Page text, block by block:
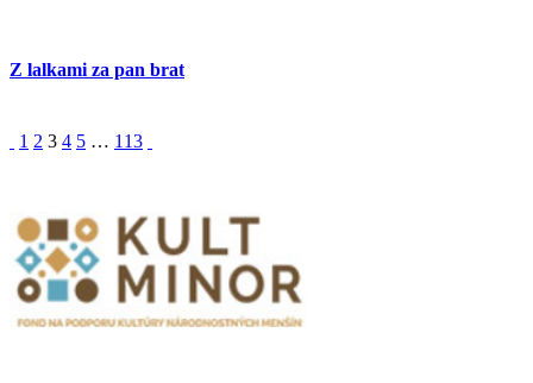
Z lalkami za pan brat
1 2 3 4 5 … 113